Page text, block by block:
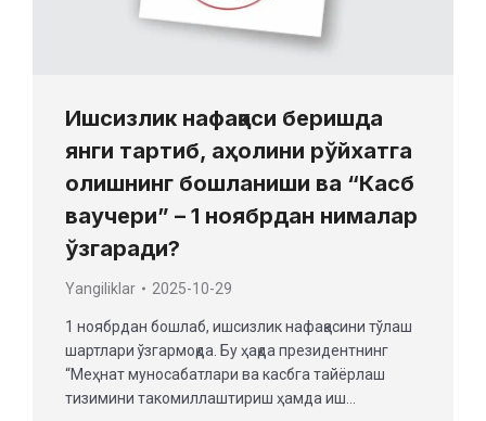
Ишсизлик нафақаси беришда
янги тартиб, аҳолини рўйхатга
олишнинг бошланиши ва “Касб
ваучери” – 1 ноябрдан нималар
ўзгаради?
Yangiliklar 2025-10-29
1 ноябрдан бошлаб, ишсизлик нафақасини тўлаш
шартлари ўзгармоқда. Бу ҳақда президентнинг
“Меҳнат муносабатлари ва касбга тайёрлаш
тизимини такомиллаштириш ҳамда иш…